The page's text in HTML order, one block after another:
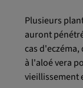
Plusieurs
auront
cas
à l'aloé vera
vieillissement